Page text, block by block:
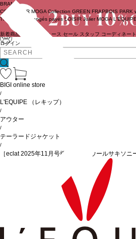
ログイン
BRAND
COUTURIER MOGA Collection GREEN FRAPBOIS PARK
TRISTESSE
congés payés LOISIR Julier MOGA L'EQUIPE
新着商品 ニュース セール スタッフ コーディネート
BIGI online store
/
L'EQUIPE （レキップ）
/
アウター
/
テーラードジャケット
/
［eclat 2025年11月号掲載商品］ウールサキソニ